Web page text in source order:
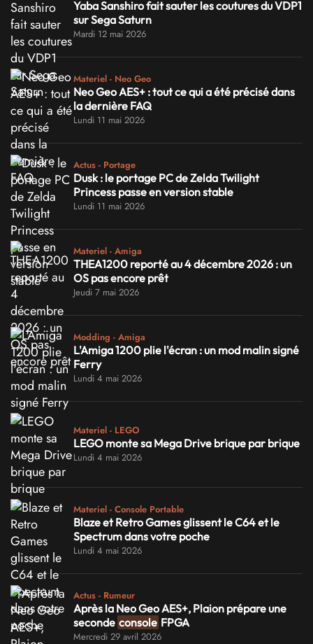
Yaba Sanshiro fait sauter les coutures du VDP1
sur Sega Saturn
Mardi 12 mai 2026
Materiel - Neo Geo
Neo Geo AES+ : tout ce qui a été précisé dans
la dernière FAQ
Lundi 11 mai 2026
Actus - Portage
Dusk : le portage PC de Zelda Twilight
Princess passe en version stable
Lundi 11 mai 2026
Materiel - Amiga
THEA1200 reporté au 4 décembre 2026 : un
OS pas encore prêt
Jeudi 7 mai 2026
Modding - Amiga
L'Amiga 1200 plie l'écran : un mod malin signé
Ferry
Lundi 4 mai 2026
Materiel - LEGO
LEGO monte sa Mega Drive brique par brique
Lundi 4 mai 2026
Materiel - Console Portable
Blaze et Retro Games glissent le C64 et le
Spectrum dans votre poche
Lundi 4 mai 2026
Actus - Rumeur
Après la Neo Geo AES+, Plaion prépare une
seconde console FPGA
Mercredi 29 avril 2026